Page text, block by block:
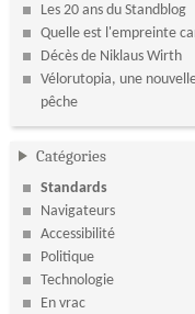
Les 20 ans du Standblog
Quelle est l'empreinte
Décès de Niklaus Wirth
Vélorutopia, une
pêche
Catégories
Standards
Navigateurs
Accessibilité
Politique
Technologie
En vrac